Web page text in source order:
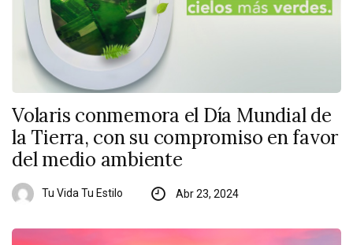
Volaris conmemora el Día Mundial de
la Tierra, con su compromiso en favor
del medio ambiente
Tu Vida Tu Estilo Abr 23, 2024